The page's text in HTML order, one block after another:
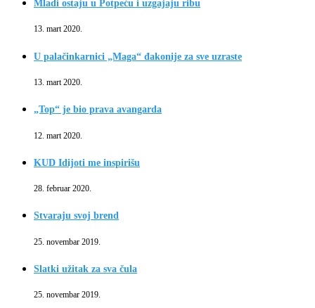
Mladi ostaju u Potpeću i uzgajaju ribu
13. mart 2020.
U palačinkarnici „Maga“ đakonije za sve uzraste
13. mart 2020.
„Top“ je bio prava avangarda
12. mart 2020.
KUD Idijoti me inspirišu
28. februar 2020.
Stvaraju svoj brend
25. novembar 2019.
Slatki užitak za sva čula
25. novembar 2019.